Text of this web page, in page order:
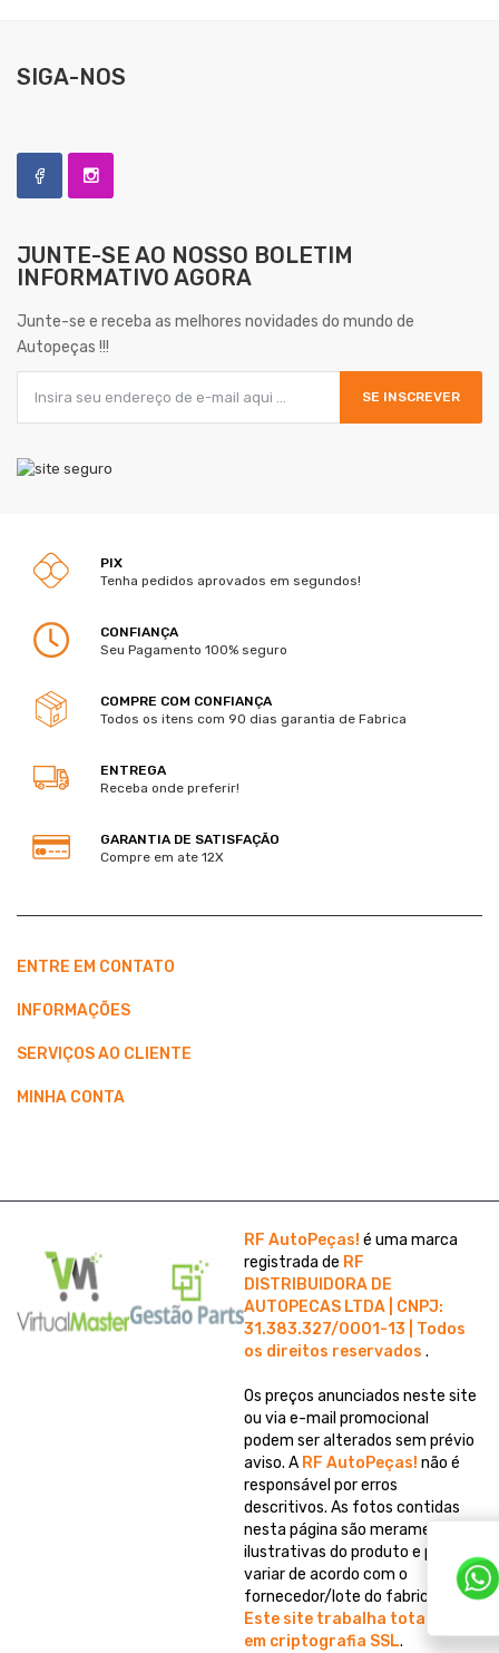
SIGA-NOS
JUNTE-SE AO NOSSO BOLETIM
INFORMATIVO AGORA
Junte-se e receba as melhores novidades do mundo de
Autopeças !!!
SE INSCREVER
PIX
Tenha pedidos aprovados em segundos!
CONFIANÇA
Seu Pagamento 100% seguro
COMPRE COM CONFIANÇA
Todos os itens com 90 dias garantia de Fabrica
ENTREGA
Receba onde preferir!
GARANTIA DE SATISFAÇÃO
Compre em ate 12X
ENTRE EM CONTATO
INFORMAÇÕES
SERVIÇOS AO CLIENTE
MINHA CONTA
RF AutoPeças! é uma marca
registrada de RF
DISTRIBUIDORA DE
AUTOPECAS LTDA | CNPJ:
31.383.327/0001-13 | Todos
os direitos reservados.
Os preços anunciados neste site
ou via e-mail promocional
podem ser alterados sem prévio
aviso. A RF AutoPeças! não é
responsável por erros
descritivos. As fotos contidas
nesta página são meramente
ilustrativas do produto e podem
variar de acordo com o
fornecedor/lote do fabricante.
Este site trabalha totalmente
em criptografia SSL.